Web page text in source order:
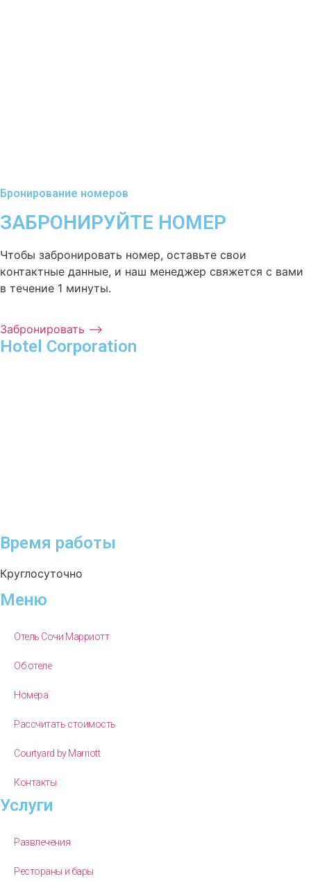
Бронирование номеров
ЗАБРОНИРУЙТЕ НОМЕР
Чтобы забронировать номер, оставьте свои
контактные данные, и наш менеджер свяжется с вами
в течение 1 минуты.
Забронировать ⟶
Hotel Corporation
Время работы
Круглосуточно
Меню
Отель Сочи Марриотт
Об отеле
Номера
Рассчитать стоимость
Courtyard by Marriott
Контакты
Услуги
Развлечения
Рестораны и бары